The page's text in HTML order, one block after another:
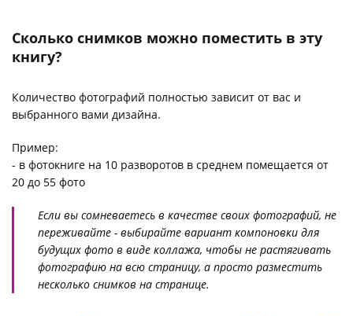
Сколько снимков можно поместить в эту
книгу?
Количество фотографий полностью зависит от вас и
выбранного вами дизайна.
Пример:
- в фотокниге на 10 разворотов в среднем помещается от
20 до 55 фото
Если вы сомневаетесь в качестве своих фотографий, не
переживайте - выбирайте вариант компоновки для
будущих фото в виде коллажа, чтобы не растягивать
фотографию на всю страницу, а просто разместить
несколько снимков на странице.